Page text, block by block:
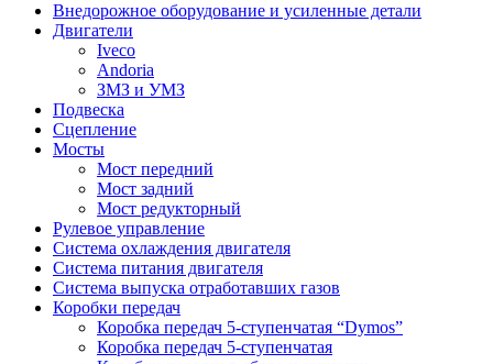
Внедорожное оборудование и усиленные детали
Двигатели
Iveco
Andoria
ЗМЗ и УМЗ
Подвеска
Сцепление
Мосты
Мост передний
Мост задний
Мост редукторный
Рулевое управление
Система охлаждения двигателя
Система питания двигателя
Система выпуска отработавших газов
Коробки передач
Коробка передач 5-ступенчатая “Dymos”
Коробка передач 5-ступенчатая